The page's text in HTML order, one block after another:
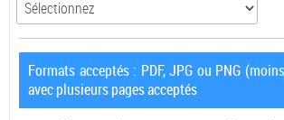
Formats acceptés : PDF, JPG ou PNG
avec plusieurs pages acceptés